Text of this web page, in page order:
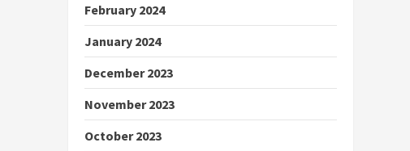
February 2024
January 2024
December 2023
November 2023
October 2023